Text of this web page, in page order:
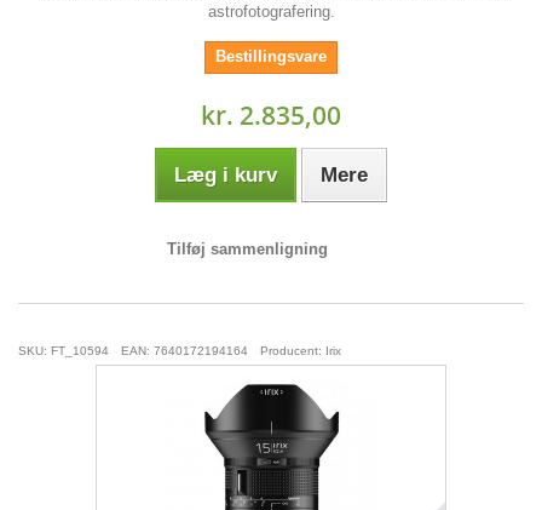
astrofotografering.
Bestillingsvare
kr. 2.835,00
Læg i kurv Mere
Tilføj sammenligning
SKU: FT_10594 EAN: 7640172194164 Producent: Irix